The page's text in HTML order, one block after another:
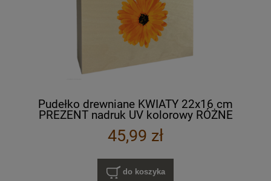
Pudełko drewniane KWIATY 22x16 cm
PREZENT nadruk UV kolorowy RÓŻNE
45,99 zł
do koszyka